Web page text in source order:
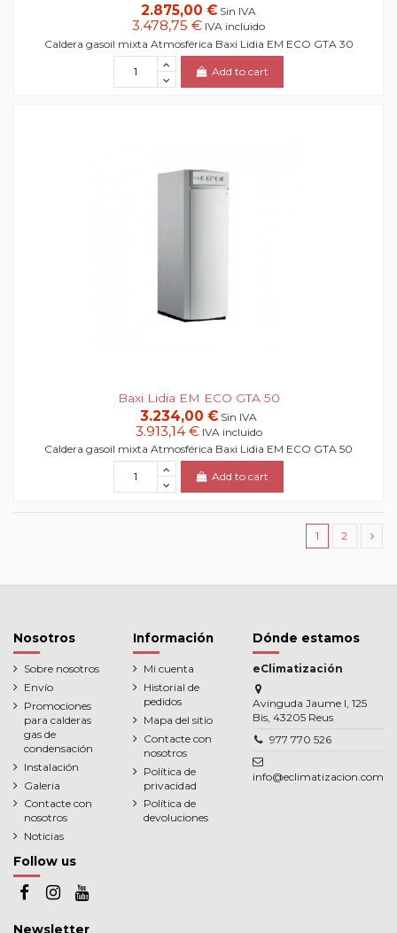
2.875,00 € Sin IVA
3.478,75 € IVA incluido
Caldera gasoil mixta Atmosférica Baxi Lidia EM ECO GTA 30
Add to cart
Baxi Lidia EM ECO GTA 50
3.234,00 € Sin IVA
3.913,14 € IVA incluido
Caldera gasoil mixta Atmosférica Baxi Lidia EM ECO GTA 50
Add to cart
1 2
Nosotros
Sobre nosotros
Envío
Promociones
para calderas
gas de
condensación
Instalación
Galeria
Contacte con
nosotros
Noticias
Información
Mi cuenta
Historial de
pedidos
Mapa del sitio
Contacte con
nosotros
Política de
privacidad
Política de
devoluciones
Dónde estamos
eClimatización
Avinguda Jaume I, 125
Bis, 43205 Reus
977 770 526
info@eclimatizacion.com
Follow us
Newsletter